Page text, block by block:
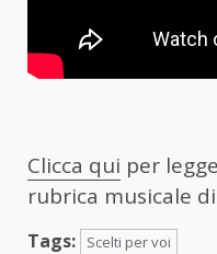
Clicca qui per
rubrica musicale
Tags: Scelti per voi